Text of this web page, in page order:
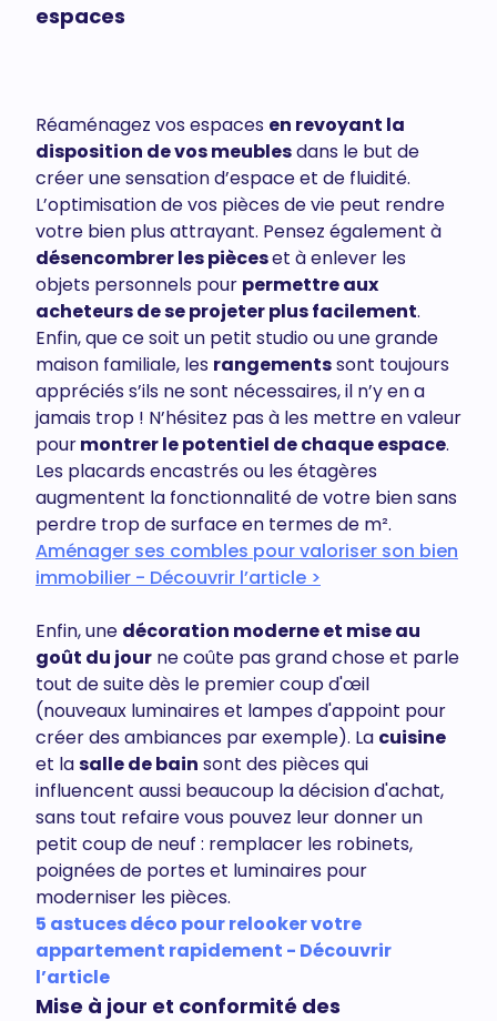
espaces
Réaménagez vos espaces en revoyant la
disposition de vos meublesdans le but de
créer une sensation d’espace et de fluidité.
L’optimisation de vos pièces de vie peut rendre
votre bien plus attrayant. Pensez également à
désencombrer les pièceset à enlever les
objets personnels pour permettre aux
acheteurs de se projeter plus facilement.
Enfin, que ce soit un petit studio ou une grande
maison familiale, les rangementssont toujours
appréciés s’ils ne sont nécessaires, il n’y en a
jamais trop ! N’hésitez pas à les mettre en valeur
pourmontrer le potentiel de chaque espace.
Les placards encastrés ou les étagères
augmentent la fonctionnalité de votre bien sans
perdre trop de surface en termes de m².
Aménager ses combles pour valoriser son bien
immobilier - Découvrir l’article >
Enfin, une décoration moderne et mise au
goût du jour ne coûte pas grand chose et parle
tout de suite dès le premier coup d'œil
(nouveaux luminaires et lampes d'appoint pour
créer des ambiances par exemple). La cuisine
et lasalle de bain sont des pièces qui
influencent aussi beaucoup la décision d'achat,
sans tout refaire vous pouvez leur donner un
petit coup de neuf : remplacer les robinets,
poignées de portes et luminaires pour
moderniser les pièces.
5 astuces déco pour relooker votre
appartement rapidement - Découvrir
l’article
Mise à jour et conformité des